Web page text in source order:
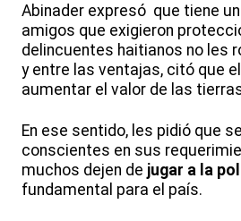
Abinader expresó que tiene
amigos que exigieron
delincuentes haitianos no les
y entre las ventajas, citó que
aumentar el valor de las
En ese sentido, les pidió que
conscientes en sus
muchos dejen de jugar a la
fundamental para el país.